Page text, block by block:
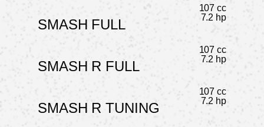
SMASH FULL
107 cc
7.2 hp
SMASH R FULL
107 cc
7.2 hp
SMASH R TUNING
107 cc
7.2 hp